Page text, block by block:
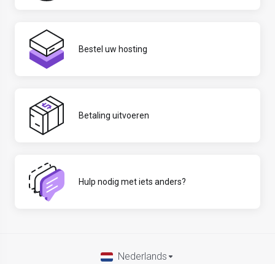
Bestel uw hosting
Betaling uitvoeren
Hulp nodig met iets anders?
Nederlands